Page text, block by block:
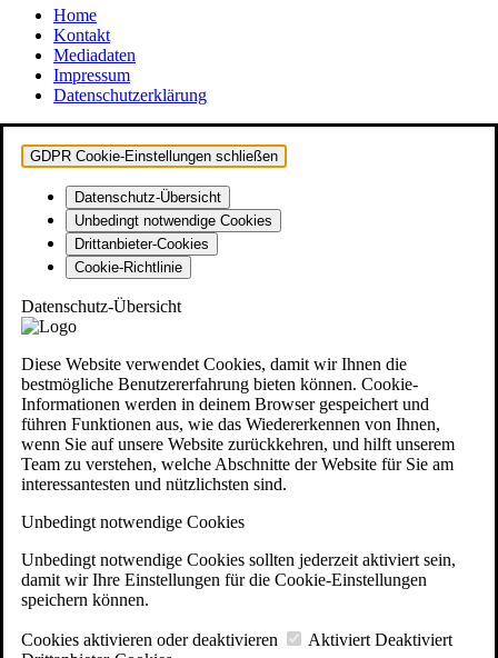
Home
Kontakt
Mediadaten
Impressum
Datenschutzerklärung
GDPR Cookie-Einstellungen schließen
Datenschutz-Übersicht
Unbedingt notwendige Cookies
Drittanbieter-Cookies
Cookie-Richtlinie
Datenschutz-Übersicht
Diese Website verwendet Cookies, damit wir Ihnen die
bestmögliche Benutzererfahrung bieten können. Cookie-
Informationen werden in deinem Browser gespeichert und
führen Funktionen aus, wie das Wiedererkennen von Ihnen,
wenn Sie auf unsere Website zurückkehren, und hilft unserem
Team zu verstehen, welche Abschnitte der Website für Sie am
interessantesten und nützlichsten sind.
Unbedingt notwendige Cookies
Unbedingt notwendige Cookies sollten jederzeit aktiviert sein,
damit wir Ihre Einstellungen für die Cookie-Einstellungen
speichern können.
Cookies aktivieren oder deaktivieren Aktiviert Deaktiviert